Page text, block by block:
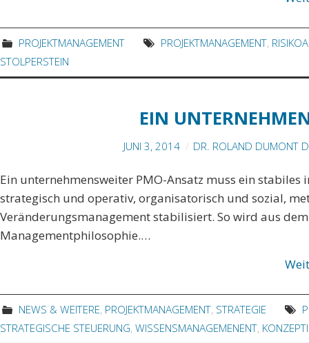
PROJEKTMANAGEMENT PROJEKTMANAGEMENT,
STOLPERSTEIN
EIN
JUNI 3, 2014 DR. ROLAND DUMONT
Ein unternehmensweiter PMO-Ansatz muss ein
strategisch und operativ, organisatorisch und sozial,
Veränderungsmanagement stabilisiert. So wird aus
Managementphilosophie.…
NEWS & WEITERE, PROJEKTMANAGEMENT, STRATEGIE
STRATEGISCHE STEUERUNG, WISSENSMANAGEMENENT,